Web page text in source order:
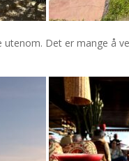
Det er mange å